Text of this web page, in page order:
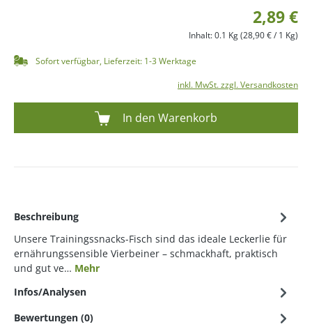
2,89 €
Inhalt:0.1 Kg(28,90 € / 1 Kg)
Sofort verfügbar, Lieferzeit: 1-3 Werktage
inkl. MwSt. zzgl. Versandkosten
In den Warenkorb
Beschreibung
Unsere Trainingssnacks-Fisch sind das ideale Leckerlie für
ernährungssensible Vierbeiner – schmackhaft, praktisch
und gut ve… Mehr
Infos/Analysen
Bewertungen (0)